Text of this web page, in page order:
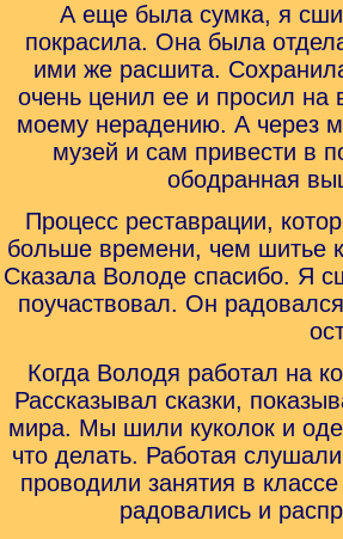
А еще была сумка, я
покрасила. Она была
ими же расшита.
очень ценил ее и просил на
моему нерадению. А через
музей и сам привести в
ободранная
Процесс реставрации,
больше времени, чем шитье
Сказала Володе спасибо. Я
поучаствовал. Он
Когда Володя работал на
Рассказывал сказки,
мира. Мы шили куколок и
что делать. Работая
проводили занятия в
радовались и